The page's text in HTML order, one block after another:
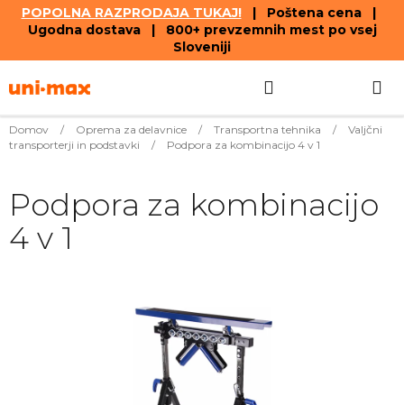
POPOLNA RAZPRODAJA TUKAJ!| Poštena cena |
Ugodna dostava | 800+ prevzemnih mest po vsej
Sloveniji
to
Domov / Oprema za delavnice / Transportna tehnika /
Valjčni
transporterji in podstavki
/ Podpora za kombinacijo 4 v 1
Podpora za kombinacijo
4 v 1